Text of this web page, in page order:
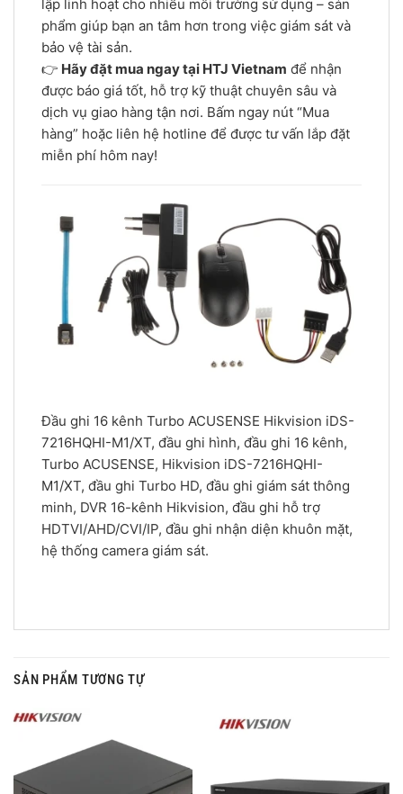
lập linh hoạt cho nhiều môi trường sử dụng – sản
phẩm giúp bạn an tâm hơn trong việc giám sát và
bảo vệ tài sản.
👉 Hãy đặt mua ngay tại HTJ Vietnam để nhận
được báo giá tốt, hỗ trợ kỹ thuật chuyên sâu và
dịch vụ giao hàng tận nơi. Bấm ngay nút “Mua
hàng” hoặc liên hệ hotline để được tư vấn lắp đặt
miễn phí hôm nay!
Đầu ghi 16 kênh Turbo ACUSENSE Hikvision iDS-
7216HQHI-M1/XT, đầu ghi hình, đầu ghi 16 kênh,
Turbo ACUSENSE, Hikvision iDS-7216HQHI-
M1/XT, đầu ghi Turbo HD, đầu ghi giám sát thông
minh, DVR 16-kênh Hikvision, đầu ghi hỗ trợ
HDTVI/AHD/CVI/IP, đầu ghi nhận diện khuôn mặt,
hệ thống camera giám sát.
SẢN PHẨM TƯƠNG TỰ